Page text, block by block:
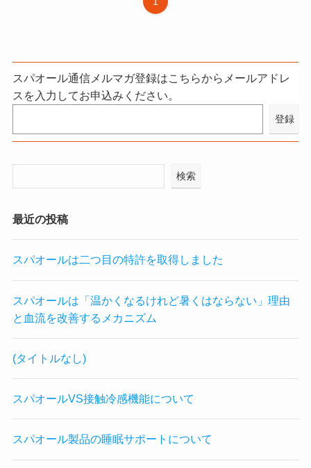
スパオール通信メルマガ登録はこちらからメールアドレ
スを入力してお申込みください。
検索
最近の投稿
スパオールは二つ目の特許を取得しました
スパオールは「温かくなるけれど暑くはならない」理由
と血流を改善するメカニズム
(タイトルなし)
スパオールVS接触冷感機能について
スパオール製品の睡眠サポートについて